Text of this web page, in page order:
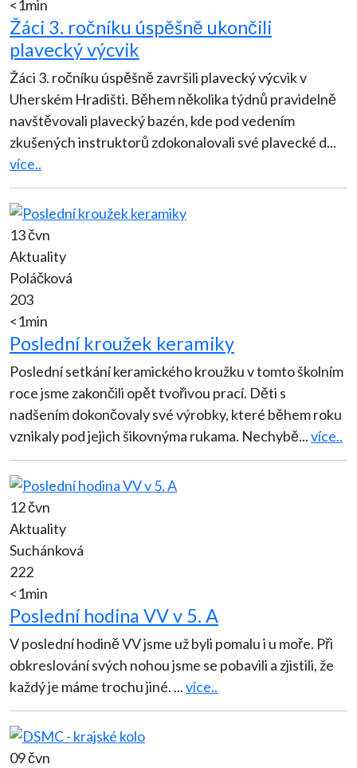
<1min
Žáci 3. ročníku úspěšně ukončili
plavecký výcvik
Žáci 3. ročníku úspěšně završili plavecký výcvik v
Uherském Hradišti. Během několika týdnů pravidelně
navštěvovali plavecký bazén, kde pod vedením
zkušených instruktorů zdokonalovali své plavecké d...
více..
13 čvn
Aktuality
Poláčková
203
<1min
Poslední kroužek keramiky
Poslední setkání keramického kroužku v tomto školním
roce jsme zakončili opět tvořivou prací. Děti s
nadšením dokončovaly své výrobky, které během roku
vznikaly pod jejich šikovnýma rukama. Nechybě...více..
12 čvn
Aktuality
Suchánková
222
<1min
Poslední hodina VV v 5. A
V poslední hodině VV jsme už byli pomalu i u moře. Při
obkreslování svých nohou jsme se pobavili a zjistili, že
každý je máme trochu jiné. ...více..
09 čvn